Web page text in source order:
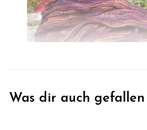
Was dir auch